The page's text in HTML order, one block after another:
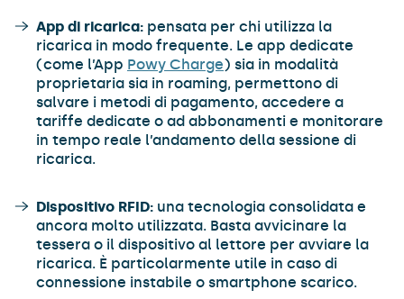
App di ricarica: pensata per chi utilizza la
ricarica in modo frequente. Le app dedicate
(come l’App Powy Charge) sia in modalità
proprietaria sia in roaming, permettono di
salvare i metodi di pagamento, accedere a
tariffe dedicate o ad abbonamenti e monitorare
in tempo reale l’andamento della sessione di
ricarica.
Dispositivo RFID: una tecnologia consolidata e
ancora molto utilizzata. Basta avvicinare la
tessera o il dispositivo al lettore per avviare la
ricarica. È particolarmente utile in caso di
connessione instabile o smartphone scarico.